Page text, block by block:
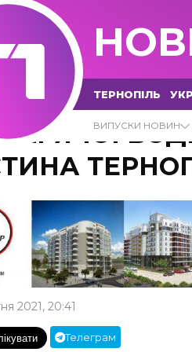
ТЕРНОПІЛЬ
ВИПУСКИ НОВИН
ГАРЯЧОЇ
2021, 20:41
Телеграм